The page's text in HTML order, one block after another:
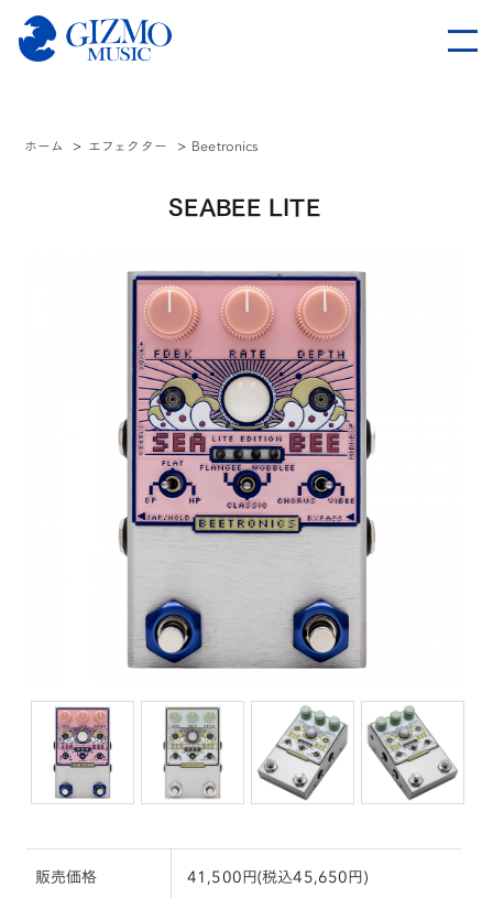
ホーム > エフェクター > Beetronics
SEABEE LITE
販売価格 41,500円(税込45,650円)